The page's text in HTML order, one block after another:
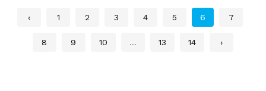
‹ 1 2 3 4 5 6 7
8 9 10 ... 13 14 ›